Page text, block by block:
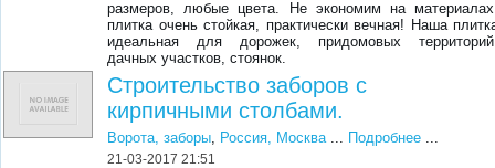
размеров, любые цвета. Не экономим на
плитка очень стойкая, практически вечная! Наша
идеальная для дорожек, придомовых
дачных участков, стоянок.
Строительство заборов с
кирпичными столбами.
Ворота, заборы, Россия, Москва... Подробнее ...
21-03-2017 21:51